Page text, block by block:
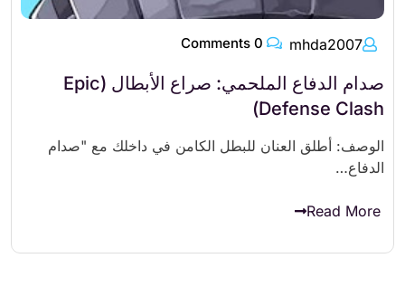
mhda2007
صدام الدفاع الملحمي: صراع الأبطال (Epic
Defense Clash)
الوصف: أطلق العنان للبطل الكامن في داخلك مع "صدام
الدفاع…
Read More